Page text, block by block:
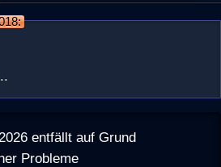
entfällt auf Grund
Probleme